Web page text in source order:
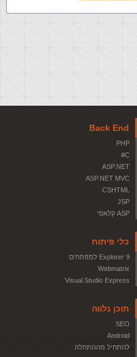
Back End
PHP
C#
ASP.NET
ASP.NET MVC
CSHTML
JSP
ASP קלאסי
כלי פיתוח
Explorer 9 למפתחים
Webmatrix
Visual Studio Express
תוכן נלווה
SEO
Android
להתחיל מההתחלה